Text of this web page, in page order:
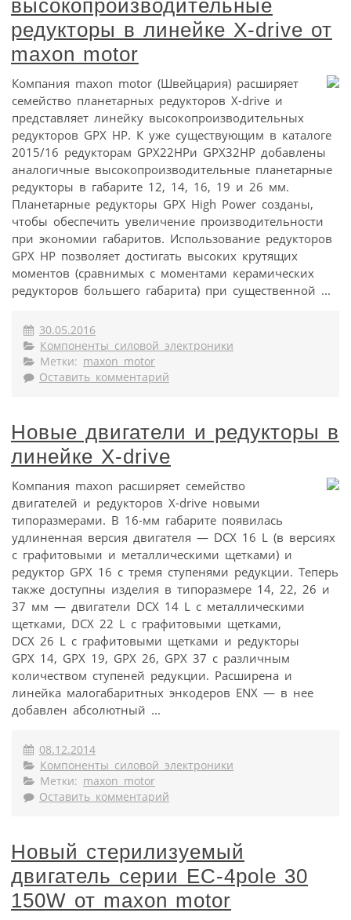
высокопроизводительные
редукторы в линейке X-drive от
maxon motor
Компания maxon motor (Швейцария) расширяет
семейство планетарных редукторов X-drive и
представляет линейку высокопроизводительных
редукторов GPX HP. К уже существующим в каталоге
2015/16 редукторам GPX22HPи GPX32HP добавлены
аналогичные высокопроизводительные планетарные
редукторы в габарите 12, 14, 16, 19 и 26 мм.
Планетарные редукторы GPX High Power созданы,
чтобы обеспечить увеличение производительности
при экономии габаритов. Использование редукторов
GPX HP позволяет достигать высоких крутящих
моментов (сравнимых с моментами керамических
редукторов большего габарита) при существенной ...
30.05.2016
Компоненты силовой электроники
Метки: maxon motor
Оставить комментарий
Новые двигатели и редукторы в
линейке X-drive
Компания maxon расширяет семейство
двигателей и редукторов X-drive новыми
типоразмерами. В 16-мм габарите появилась
удлиненная версия двигателя — DCX 16 L (в версиях
с графитовыми и металлическими щетками) и
редуктор GPX 16 с тремя ступенями редукции. Теперь
также доступны изделия в типоразмере 14, 22, 26 и
37 мм — двигатели DCX 14 L с металлическими
щетками, DCX 22 L с графитовыми щетками,
DCX 26 L с графитовыми щетками и редукторы
GPX 14, GPX 19, GPX 26, GPX 37 с различным
количеством ступеней редукции. Расширена и
линейка малогабаритных энкодеров ENX — в нее
добавлен абсолютный ...
08.12.2014
Компоненты силовой электроники
Метки: maxon motor
Оставить комментарий
Новый стерилизуемый
двигатель серии EC-4pole 30
150W от maxon motor